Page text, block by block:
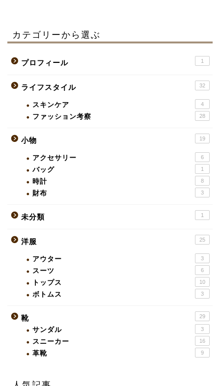
カテゴリーから選ぶ
プロフィール 1
ライフスタイル 32
スキンケア 4
ファッション考察 28
小物 19
アクセサリー 6
バッグ 1
時計 8
財布 3
未分類 1
洋服 25
アウター 3
スーツ 6
トップス 10
ボトムス 3
靴 29
サンダル 3
スニーカー 16
革靴 9